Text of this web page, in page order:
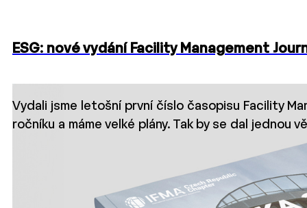
ESG: nové vydání Facility Management
Vydali jsme letošní první číslo časopisu Facility
ročníku a máme velké plány. Tak by se dal jednou